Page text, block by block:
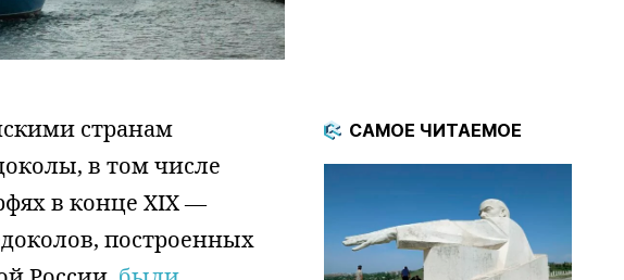
странам
в том числе
в конце XIX —
построенных
САМОЕ ЧИТАЕМОЕ